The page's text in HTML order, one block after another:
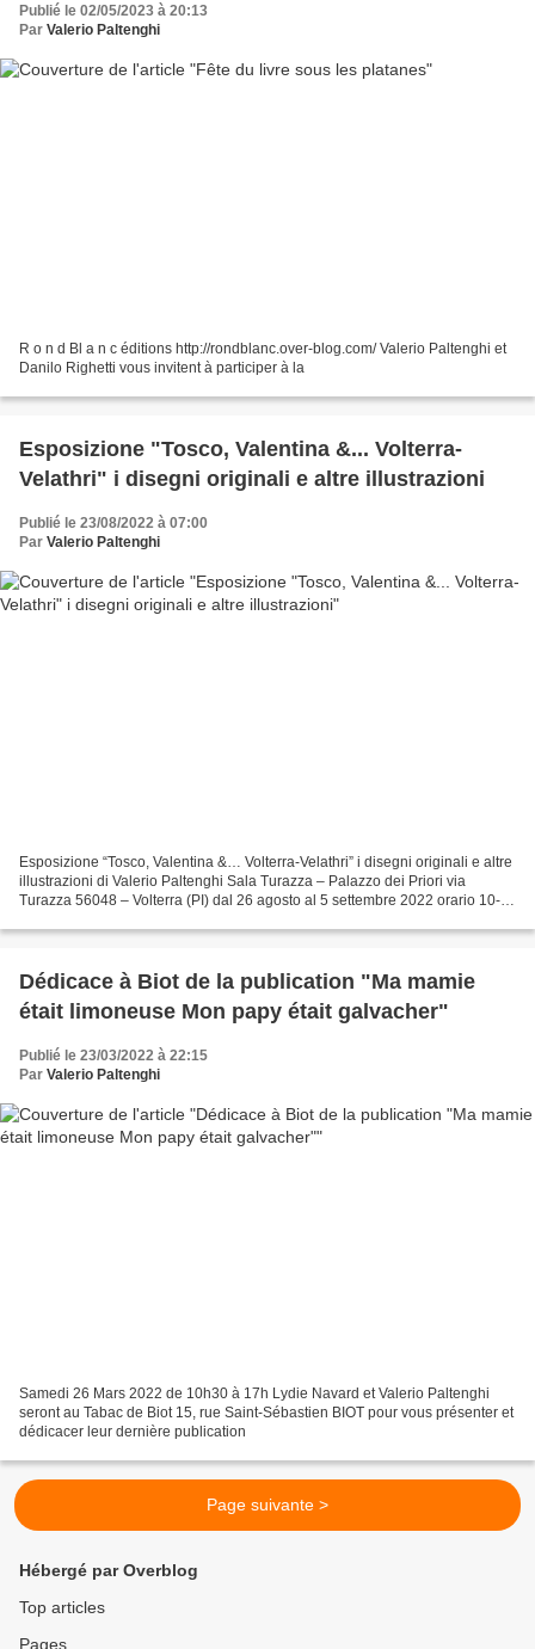
Publié le 02/05/2023 à 20:13
Par Valerio Paltenghi
R o n d Bl a n c éditions http://rondblanc.over-blog.com/ Valerio Paltenghi et
Danilo Righetti vous invitent à participer à la
Esposizione "Tosco, Valentina &... Volterra-
Velathri" i disegni originali e altre illustrazioni
Publié le 23/08/2022 à 07:00
Par Valerio Paltenghi
Esposizione “Tosco, Valentina &… Volterra-Velathri” i disegni originali e altre
illustrazioni di Valerio Paltenghi Sala Turazza – Palazzo dei Priori via
Turazza 56048 – Volterra (PI) dal 26 agosto al 5 settembre 2022 orario 10-
Dédicace à Biot de la publication "Ma mamie
était limoneuse Mon papy était galvacher"
Publié le 23/03/2022 à 22:15
Par Valerio Paltenghi
Samedi 26 Mars 2022 de 10h30 à 17h Lydie Navard et Valerio Paltenghi
seront au Tabac de Biot 15, rue Saint-Sébastien BIOT pour vous présenter et
dédicacer leur dernière publication
Page suivante >
Hébergé par Overblog
Top articles
Pages